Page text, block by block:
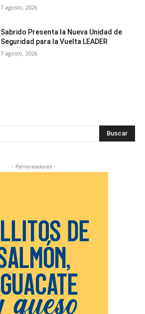
7 agosto, 2026
Sabrido Presenta la Nueva Unidad de
Seguridad para la Vuelta LEADER
7 agosto, 2026
Buscar
- Patrocinadores -